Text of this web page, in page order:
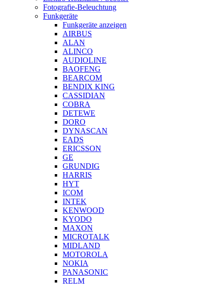
Fotografie-Beleuchtung
Funkgeräte
Funkgeräte anzeigen
AIRBUS
ALAN
ALINCO
AUDIOLINE
BAOFENG
BEARCOM
BENDIX KING
CASSIDIAN
COBRA
DETEWE
DORO
DYNASCAN
EADS
ERICSSON
GE
GRUNDIG
HARRIS
HYT
ICOM
INTEK
KENWOOD
KYODO
MAXON
MICROTALK
MIDLAND
MOTOROLA
NOKIA
PANASONIC
RELM